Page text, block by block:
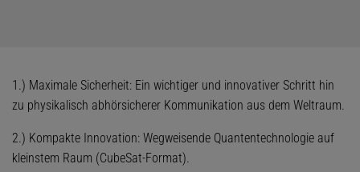
1.) Maximale Sicherheit: Ein wichtiger und innovativer Schritt hin
zu physikalisch abhörsicherer Kommunikation aus dem Weltraum.
2.) Kompakte Innovation: Wegweisende Quantentechnologie auf
kleinstem Raum (CubeSat-Format).